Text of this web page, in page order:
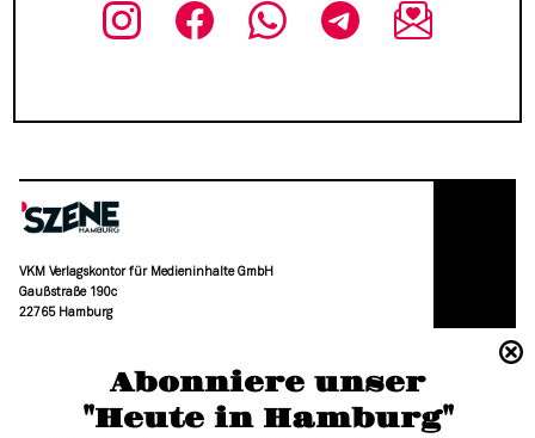
Abonniere unser
"Heute in Hamburg"
VKM Verlagskontor für Medieninhalte GmbH
Gaußstraße 190c
22765 Hamburg
moc.grubmah-enezs@ofni